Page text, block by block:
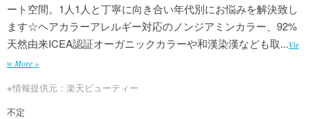
ート空間。1人1人と丁寧に向き合い年代別にお悩みを解決致し
ます☆ヘアカラーアレルギー対応のノンジアミンカラー、92%
天然由来ICEA認証オーガニックカラーや和漢染漢なども取...Vie
w More »
※情報提供元：楽天ビューティー
不定